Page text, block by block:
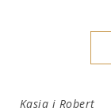
Kasia i Robert